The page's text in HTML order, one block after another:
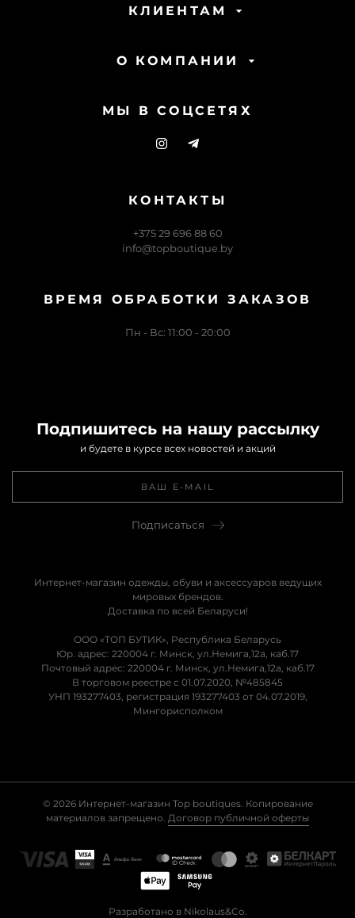
КЛИЕНТАМ
О КОМПАНИИ
МЫ В СОЦСЕТЯХ
КОНТАКТЫ
+375 29 696 88 60
info@topboutique.by
ВРЕМЯ ОБРАБОТКИ ЗАКАЗОВ
Пн - Вс: 11:00 - 20:00
Подпишитесь на нашу рассылку
и будете в курсе всех новостей и акций
Подписаться
Интернет-магазин одежды, обуви и аксессуаров ведущих
мировых брендов.
Доставка по всей Беларуси!
ООО «ТОП БУТИК», Республика Беларусь
Юр. адрес: 220004 г. Минск, ул.Немига,12а, каб.17
Почтовый адрес: 220004 г. Минск, ул.Немига,12а, каб.17
В торговом реестре с 01.07.2020, №485845
УНП 193277403, регистрация 193277403 от 04.07.2019,
Мингорисполком
© 2026 Интернет-магазин Top boutiques. Копирование
материалов запрещено. Договор публичной оферты
Разработано в Nikolaus&Co.